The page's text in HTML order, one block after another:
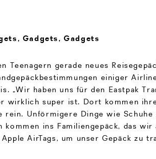
Gadgets, Gadgets
Teenagern gerade neues
einiger
„Wir haben uns für den Eastpak
wirklich super ist. Dort kommen
rein. Unförmigere Dinge wie Schuhe
kommen ins Familiengepäck, das wir
AirTags, um unser Gepäck zu